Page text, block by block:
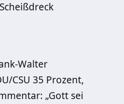
Walter
CSU 35 Prozent,
„Gott sei